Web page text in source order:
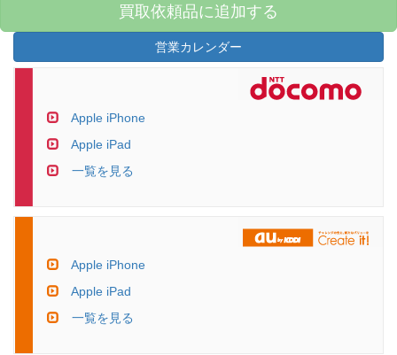
買取依頼品に追加する
営業カレンダー
Apple iPhone
Apple iPad
一覧を見る
Apple iPhone
Apple iPad
一覧を見る